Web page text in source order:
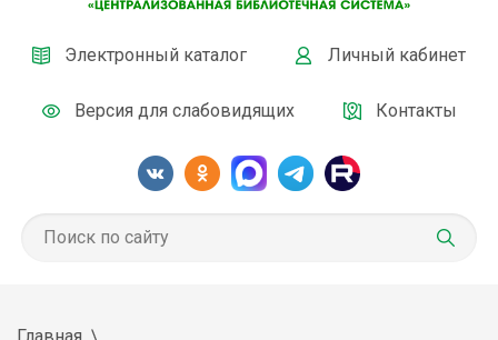
Электронный каталог Личный кабинет
Версия для слабовидящих Контакты